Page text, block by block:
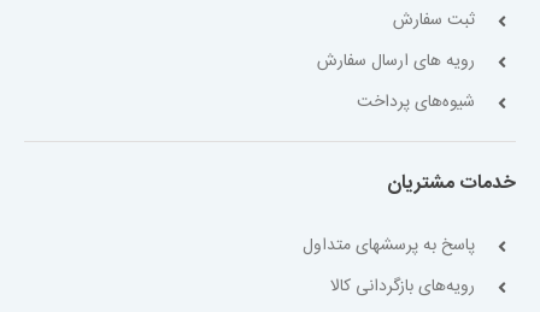
ثبت سفارش
رویه های ارسال سفارش
شیوه‌های پرداخت
خدمات مشتریان
پاسخ به پرسشهای متداول
رویه‌های بازگردانی کالا